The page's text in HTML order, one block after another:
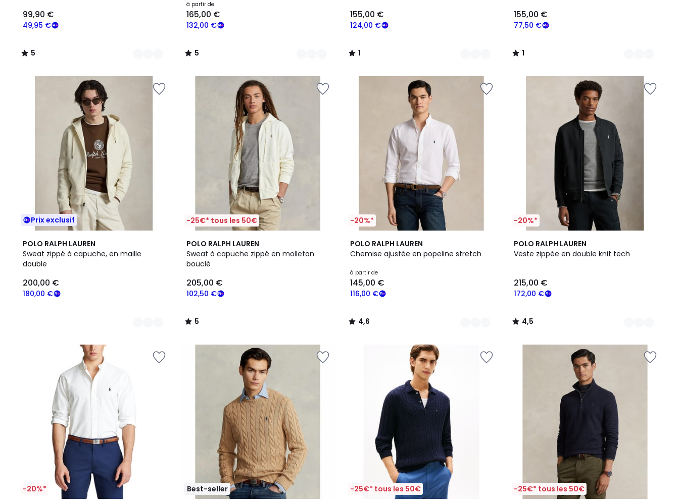
49,95 €
99,90 €
5
/
à partir de
132,00 €
165,00 €
5
/
124,00 €
155,00 €
1
/
77,50 €
155,00 €
1
/
Prix exclusif
POLO RALPH LAUREN
Sweat zippé à capuche, en maille
double
180,00 €
200,00 €
7
Couleurs
-25€* tous les 50€
POLO RALPH LAUREN
Sweat à capuche zippé en molleton
bouclé
102,50 €
205,00 €
5
/
5
5
/
-20%*
POLO RALPH LAUREN
Chemise ajustée en popeline stretch
à partir de
116,00 €
145,00 €
4,6
/ 5
4
Couleurs
4,6
/
-20%*
POLO RALPH LAUREN
Veste zippée en double knit tech
172,00 €
215,00 €
4,5
/ 5
2
Couleurs
4,5
/
-20%* Best-seller -25€* tous les 50€ -25€* tous les 50€